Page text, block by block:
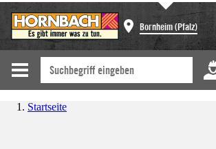
Bornheim (Pfalz)
Startseite